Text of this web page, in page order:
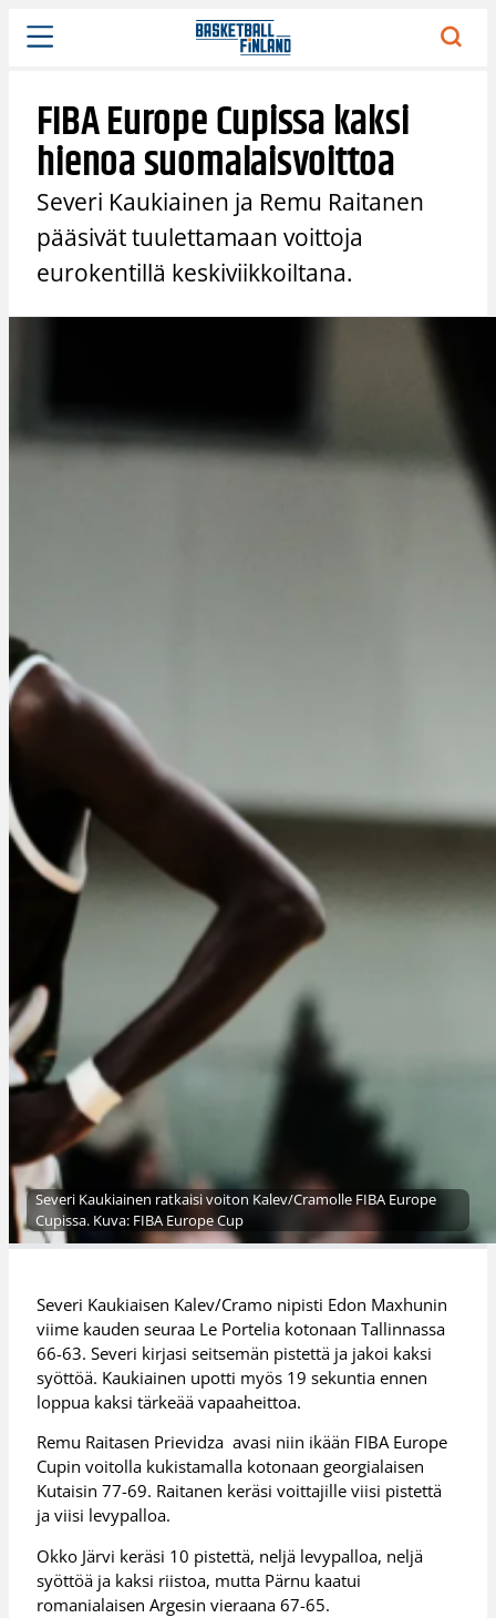
Siirry
sisältöön
FIBA Europe Cupissa kaksi
hienoa suomalaisvoittoa
Severi Kaukiainen ja Remu Raitanen
pääsivät tuulettamaan voittoja
eurokentillä keskiviikkoiltana.
Severi Kaukiainen ratkaisi voiton Kalev/Cramolle FIBA Europe
Cupissa. Kuva: FIBA Europe Cup
Severi Kaukiaisen Kalev/Cramo nipisti Edon Maxhunin
viime kauden seuraa Le Portelia kotonaan Tallinnassa
66-63. Severi kirjasi seitsemän pistettä ja jakoi kaksi
syöttöä. Kaukiainen upotti myös 19 sekuntia ennen
loppua kaksi tärkeää vapaaheittoa.
Remu Raitasen Prievidza avasi niin ikään FIBA Europe
Cupin voitolla kukistamalla kotonaan georgialaisen
Kutaisin 77-69. Raitanen keräsi voittajille viisi pistettä
ja viisi levypalloa.
Okko Järvi keräsi 10 pistettä, neljä levypalloa, neljä
syöttöä ja kaksi riistoa, mutta Pärnu kaatui
romanialaisen Argesin vieraana 67-65.